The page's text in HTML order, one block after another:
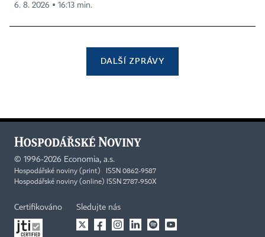
6. 8. 2026 ▪ 16:13 min.
DALŠÍ ZPRÁVY
© 1996-2026 Economia, a.s.
Hospodářské noviny (print) ISSN 0862-9587
Hospodářské noviny (online) ISSN 2787-950X
Certifikováno Sledujte nás